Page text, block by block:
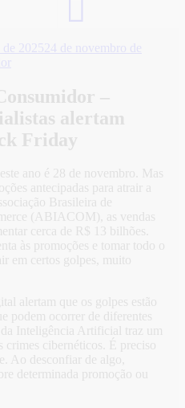
de 2025 24 de novembro de
–
alertam
Friday
ano é 28 de novembro. Mas
antecipadas para atrair a
Brasileira de
(ABIACOM), as vendas
cerca de R$ 13 bilhões.
às promoções e tomar todo o
em certos golpes, muito
alertam que os golpes estão
podem ocorrer de diferentes
da Inteligência Artificial traz um
crimes cibernéticos. É preciso
Ao desconfiar de algo,
determinada promoção ou